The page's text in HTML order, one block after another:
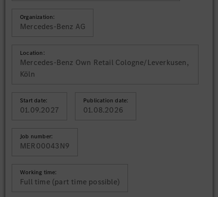
Organization:
Mercedes-Benz AG
Location:
Mercedes-Benz Own Retail Cologne/Leverkusen,
Köln
Start date:
01.09.2027
Publication date:
01.08.2026
Job number:
MER00043N9
Working time:
Full time (part time possible)